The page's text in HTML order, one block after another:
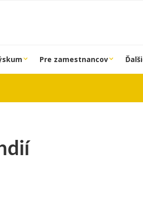
Pre zamestnancov